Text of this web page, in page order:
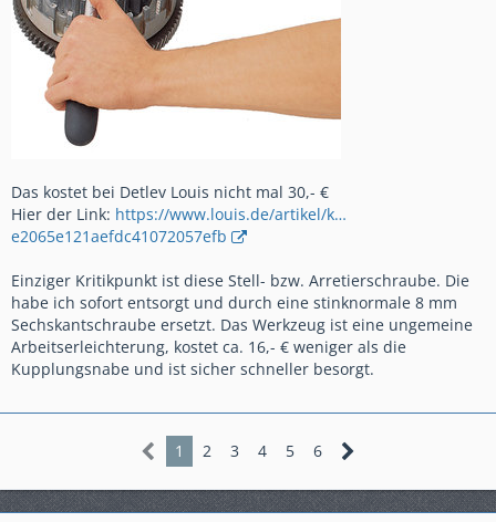
Das kostet bei Detlev Louis nicht mal 30,- €
Hier der Link: https://www.louis.de/artikel/k…
e2065e121aefdc41072057efb
Einziger Kritikpunkt ist diese Stell- bzw. Arretierschraube. Die
habe ich sofort entsorgt und durch eine stinknormale 8 mm
Sechskantschraube ersetzt. Das Werkzeug ist eine ungemeine
Arbeitserleichterung, kostet ca. 16,- € weniger als die
Kupplungsnabe und ist sicher schneller besorgt.
1 2 3 4 5 6